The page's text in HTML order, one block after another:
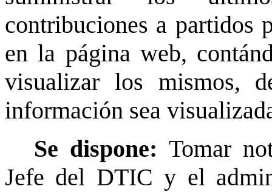
contribuciones a partidos
en la página web,
visualizar los mismos,
información sea
Se dispone:Tomar
Jefe del DTIC y el